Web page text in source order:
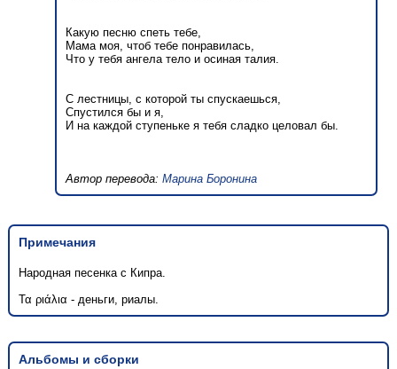
Какую песню спеть тебе,
Мама моя, чтоб тебе понравилась,
Что у тебя ангела тело и осиная талия.
С лестницы, с которой ты спускаешься,
Спустился бы и я,
И на каждой ступеньке я тебя сладко целовал бы.
Автор перевода:Марина Боронина
Примечания
Народная песенка с Кипра.
Τα ριάλια - деньги, риалы.
Альбомы и сборки